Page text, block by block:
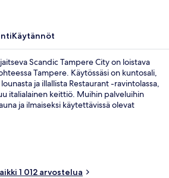
Käytännöt
Scandic Tampere City on loistava
Tampere. Käytössäsi on kuntosali,
ja illallista Restaurant -ravintolassa,
italialainen keittiö. Muihin palveluihin
ja ilmaiseksi käytettävissä olevat
1 012 arvostelua